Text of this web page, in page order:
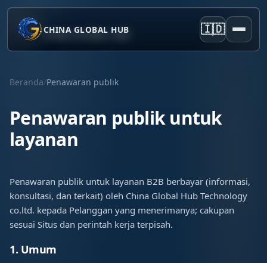
CHINA GLOBAL HUB 🇮🇩
Beranda/Penawaran publik
Penawaran publik untuk
layanan
Penawaran publik untuk layanan B2B berbayar (informasi,
konsultasi, dan terkait) oleh China Global Hub Technology
co.ltd. kepada Pelanggan yang menerimanya; cakupan
sesuai Situs dan perintah kerja terpisah.
1. Umum